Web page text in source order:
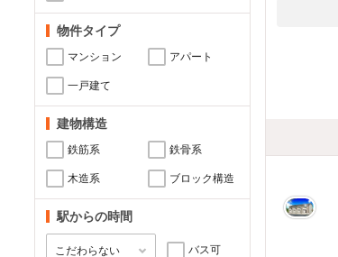
物件タイプ
マンション アパート
一戸建て
建物構造
鉄筋系 鉄骨系
木造系 ブロック構造
駅からの時間
バス可